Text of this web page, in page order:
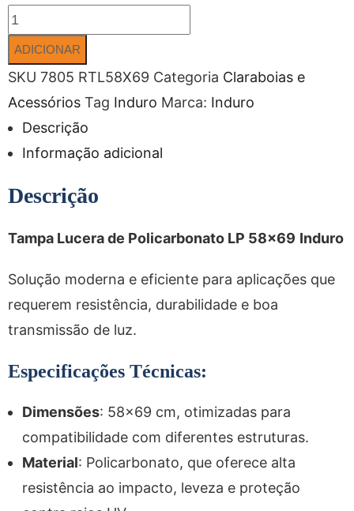
ADICIONAR
SKU 7805 RTL58X69 Categoria Claraboias e
Acessórios Tag Induro Marca: Induro
Descrição
Informação adicional
Descrição
Tampa Lucera de Policarbonato LP 58×69 Induro
Solução moderna e eficiente para aplicações que
requerem resistência, durabilidade e boa
transmissão de luz.
Especificações Técnicas:
Dimensões: 58×69 cm, otimizadas para
compatibilidade com diferentes estruturas.
Material: Policarbonato, que oferece alta
resistência ao impacto, leveza e proteção